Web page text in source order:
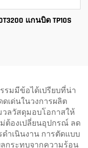
แกนบิด TP10S
รมมีข้อได้เปรียบที่น่า
เด่นในวงการผลิต
ลวัสดุมอบโอกาสให้
ต้องเปลี่ยนอุปกรณ์ ลด
ำเนินงาน การตัดแบบ
กระทบจากความร้อน